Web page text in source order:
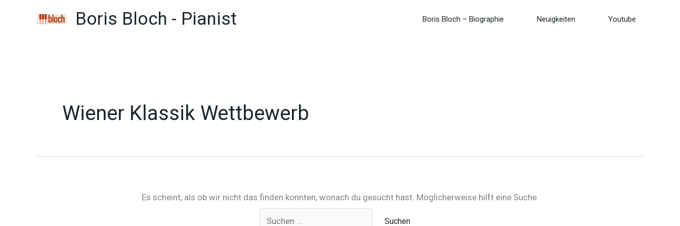
Boris Bloch - Pianist Boris Bloch – Biographie Neuigkeiten Youtube
Wiener Klassik Wettbewerb
Es scheint, als ob wir nicht das finden konnten, wonach du gesucht hast. Möglicherweise hilft eine Suche.